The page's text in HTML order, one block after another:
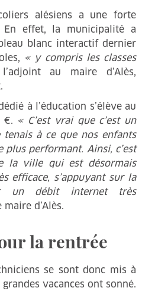
alésiens a une forte
En effet, la municipalité a
blanc interactif dernier
« y compris les classes
au maire d’Alès,
à l’éducation s’élève au
€. « C’est vrai que c’est un
à ce que nos enfants
performant. Ainsi, c’est
la ville qui est désormais
efficace, s’appuyant sur la
un débit internet très
d’Alès.
la rentrée
se sont donc mis à
vacances ont sonné.